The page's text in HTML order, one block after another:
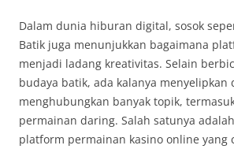
Dalam dunia hiburan digital, sosok
Batik juga menunjukkan bagaimana
menjadi ladang kreativitas. Selain
budaya batik, ada kalanya menyelipkan
menghubungkan banyak topik,
permainan daring. Salah satunya adalah
platform permainan kasino online yang